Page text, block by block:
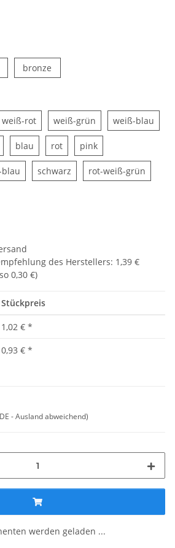
bronze
rot-gelb
weiß-rotweiß-rotweiß-grün weiß-grün
weiß-blau
rot-blau
blau rotrot pinkpink
gelb-blau
schwarz schwarz
rot-weiß-grün
des Herstellers: 1,39 €
0,30 €)
Stückpreis
1,02 € *
0,93 € *
- Ausland abweichend)
werden geladen ...